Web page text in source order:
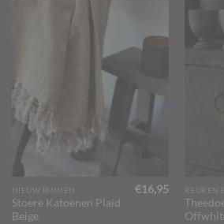
NIEUW BINNEN
Stoere Katoenen Plaid
Beige
€16,95 KEUKEN